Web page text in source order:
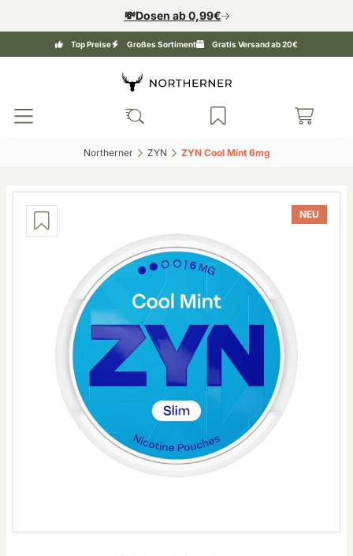
💸Dosen ab 0,99€
Top Preise Großes Sortiment Gratis Versand ab 20€
Northerner‎ ZYN‎ ZYN Cool Mint 6mg‎
NEU